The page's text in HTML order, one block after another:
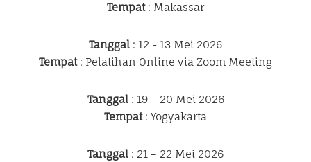
Tempat: Makassar
Tanggal : 12 - 13 Mei 2026
Tempat: Pelatihan Online via Zoom Meeting
Tanggal: 19 – 20 Mei 2026
Tempat: Yogyakarta
Tanggal : 21 – 22 Mei 2026